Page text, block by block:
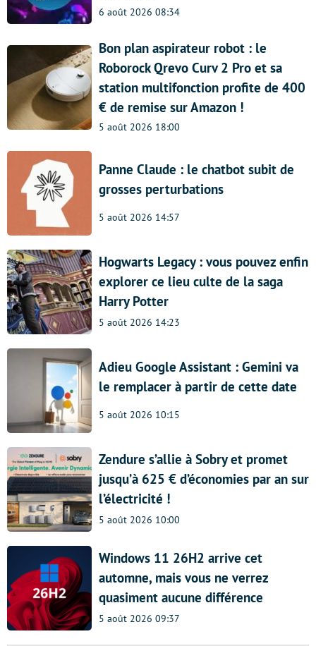
6 août 2026 08:34
Bon plan aspirateur robot : le
Roborock Qrevo Curv 2 Pro et sa
station multifonction profite de 400
€ de remise sur Amazon !
5 août 2026 18:00
Panne Claude : le chatbot subit de
grosses perturbations
5 août 2026 14:57
Hogwarts Legacy : vous pouvez enfin
explorer ce lieu culte de la saga
Harry Potter
5 août 2026 14:23
Adieu Google Assistant : Gemini va
le remplacer à partir de cette date
5 août 2026 10:15
Zendure s’allie à Sobry et promet
jusqu’à 625 € d’économies par an sur
l’électricité !
5 août 2026 10:00
Windows 11 26H2 arrive cet
automne, mais vous ne verrez
quasiment aucune différence
5 août 2026 09:37